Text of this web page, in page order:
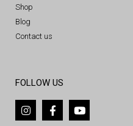
Shop
Blog
Contact us
FOLLOW US